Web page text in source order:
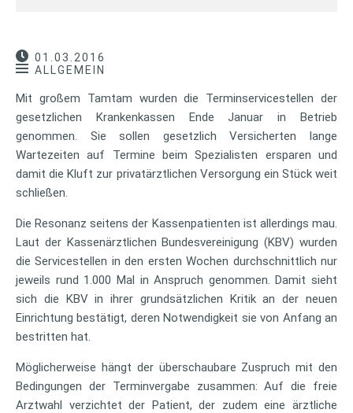
01.03.2016
ALLGEMEIN
Mit großem Tamtam wurden die Terminservicestellen der
gesetzlichen Krankenkassen Ende Januar in Betrieb
genommen. Sie sollen gesetzlich Versicherten lange
Wartezeiten auf Termine beim Spezialisten ersparen und
damit die Kluft zur privatärztlichen Versorgung ein Stück weit
schließen.
Die Resonanz seitens der Kassenpatienten ist allerdings mau.
Laut der Kassenärztlichen Bundesvereinigung (KBV) wurden
die Servicestellen in den ersten Wochen durchschnittlich nur
jeweils rund 1.000 Mal in Anspruch genommen. Damit sieht
sich die KBV in ihrer grundsätzlichen Kritik an der neuen
Einrichtung bestätigt, deren Notwendigkeit sie von Anfang an
bestritten hat.
Möglicherweise hängt der überschaubare Zuspruch mit den
Bedingungen der Terminvergabe zusammen: Auf die freie
Arztwahl verzichtet der Patient, der zudem eine ärztliche